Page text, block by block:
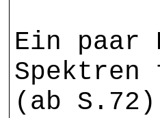
Ein
(ab